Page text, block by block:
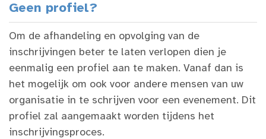
Geen profiel?
Om de afhandeling en opvolging van de
inschrijvingen beter te laten verlopen dien je
eenmalig een profiel aan te maken. Vanaf dan is
het mogelijk om ook voor andere mensen van uw
organisatie in te schrijven voor een evenement. Dit
profiel zal aangemaakt worden tijdens het
inschrijvingsproces.